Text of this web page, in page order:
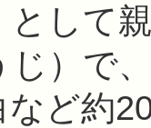
として
）で
ど約